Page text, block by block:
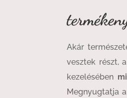
Akár
vesztek részt,
kezelésében
Megnyugtatja